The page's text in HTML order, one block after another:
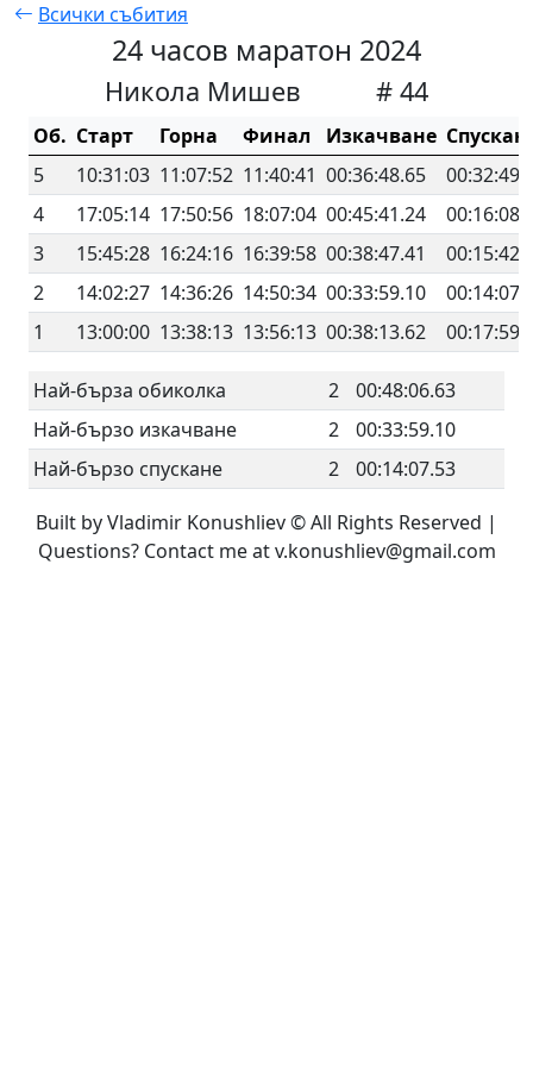
Всички събития
24 часов маратон 2024
Никола Мишев # 44
Об. Старт Горна Финал Изкачване
5
10:31:03 11:07:52 11:40:41 00:36:48.65
4
17:05:14 17:50:56 18:07:04 00:45:41.24
3
15:45:28 16:24:16 16:39:58 00:38:47.41
2
14:02:27 14:36:26 14:50:34 00:33:59.10
1
13:00:00 13:38:13 13:56:13 00:38:13.62
Най-бърза обиколка 2
00:48:06.63
Най-бързо изкачване
2
00:33:59.10
Най-бързо спускане
2 00:14:07.53
Built by Vladimir Konushliev © All Rights Reserved |
Questions? Contact me at v.konushliev@gmail.com